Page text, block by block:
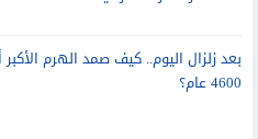
بعد زلزال اليوم.. كيف صمد الهرم الأكبر
4600 عام؟